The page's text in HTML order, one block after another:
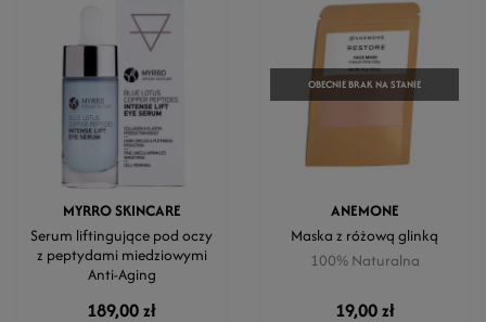
MYRRO SKINCARE
Serum liftingujące pod oczy
z peptydami miedziowymi
Anti-Aging
189,00 zł
OBECNIE BRAK NA STANIE
ANEMONE
Maska z różową glinką
100% Naturalna
19,00 zł